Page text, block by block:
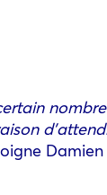
Damien